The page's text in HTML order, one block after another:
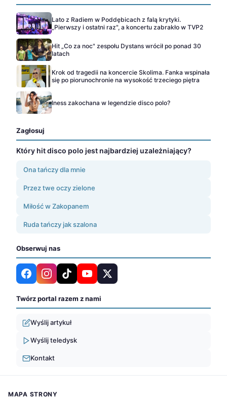
Lato z Radiem w Poddębicach z falą krytyki.
„Pierwszy i ostatni raz", a koncertu zabrakło w TVP2
Hit „Co za noc" zespołu Dystans wrócił po ponad 30
latach
Krok od tragedii na koncercie Skolima. Fanka wspinała
się po piorunochronie na wysokość trzeciego piętra
Iness zakochana w legendzie disco polo?
Zagłosuj
Który hit disco polo jest najbardziej uzależniający?
Ona tańczy dla mnie
Przez twe oczy zielone
Miłość w Zakopanem
Ruda tańczy jak szalona
Obserwuj nas
Twórz portal razem z nami
Wyślij artykuł
Wyślij teledysk
Kontakt
MAPA STRONY